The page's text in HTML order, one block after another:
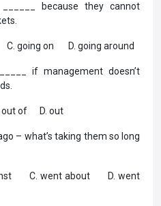
because they cannot
going on D. going around
if management doesn’t
of D. out
– what’s taking them so long
C. went about D. went